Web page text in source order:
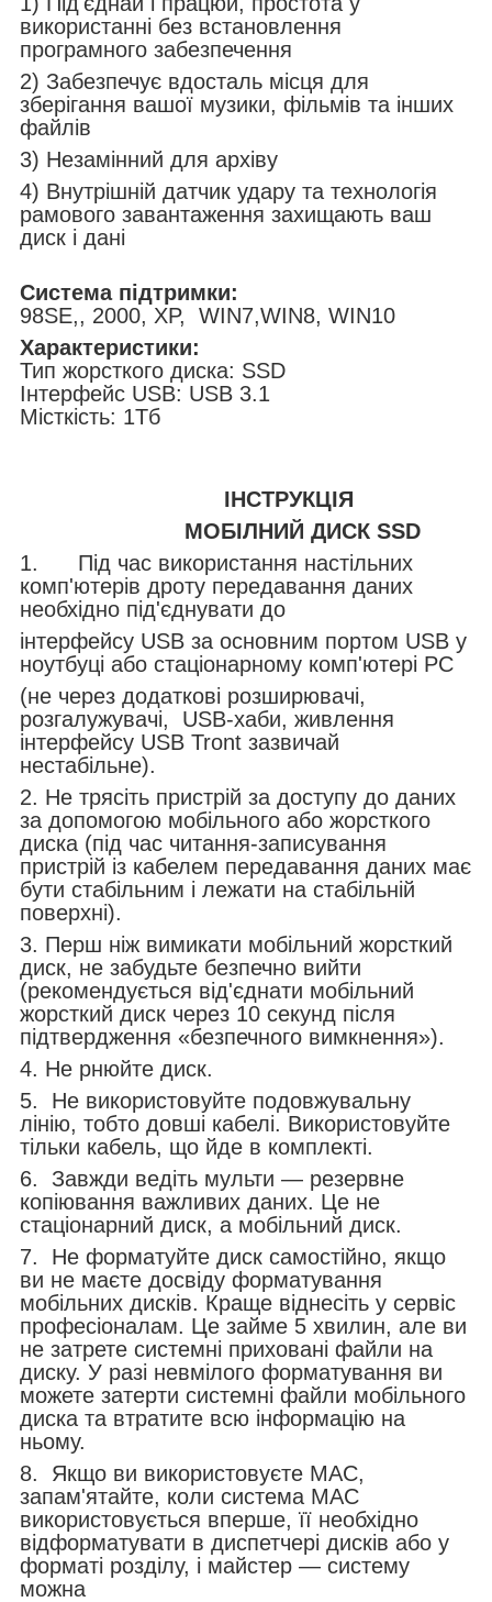
використанні без встановлення
програмного забезпечення
2) Забезпечує вдосталь місця для
зберігання вашої музики, фільмів та інших
файлів
3) Незамінний для архіву
4) Внутрішній датчик удару та технологія
рамового завантаження захищають ваш
диск і дані
Система підтримки:
98SE,, 2000, XP, WIN7,WIN8, WIN10
Характеристики:
Тип жорсткого диска: SSD
Інтерфейс USB: USB 3.1
Місткість: 1Тб
ІНСТРУКЦІЯ
МОБІЛНИЙ ДИСК SSD
1. Під час використання настільних
комп'ютерів дроту передавання даних
необхідно під'єднувати до
інтерфейсу USB за основним портом USB у
ноутбуці або стаціонарному комп'ютері PC
(не через додаткові розширювачі,
розгалужувачі, USB-хаби, живлення
інтерфейсу USB Tront зазвичай
нестабільне).
2. Не трясіть пристрій за доступу до даних
за допомогою мобільного або жорсткого
диска (під час читання-записування
пристрій із кабелем передавання даних має
бути стабільним і лежати на стабільній
поверхні).
3. Перш ніж вимикати мобільний жорсткий
диск, не забудьте безпечно вийти
(рекомендується від'єднати мобільний
жорсткий диск через 10 секунд після
підтвердження «безпечного вимкнення»).
4. Не рнюйте диск.
5. Не використовуйте подовжувальну
лінію, тобто довші кабелі. Використовуйте
тільки кабель, що йде в комплекті.
6. Завжди ведіть мульти — резервне
копіювання важливих даних. Це не
стаціонарний диск, а мобільний диск.
7. Не форматуйте диск самостійно, якщо
ви не маєте досвіду форматування
мобільних дисків. Краще віднесіть у сервіс
професіоналам. Це займе 5 хвилин, але ви
не затрете системні приховані файли на
диску. У разі невмілого форматування ви
можете затерти системні файли мобільного
диска та втратите всю інформацію на
ньому.
8. Якщо ви використовуєте MAC,
запам'ятайте, коли система MAC
використовується вперше, її необхідно
відформатувати в диспетчері дисків або у
форматі розділу, і майстер — систему
можна